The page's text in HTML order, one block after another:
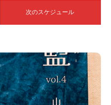
次のスケジュール